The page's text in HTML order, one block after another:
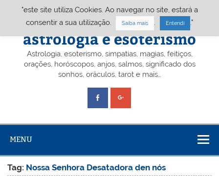
Portal A&E – Portal
astrologia e esoterismo
Astrologia, esoterismo, simpatias, magias, feitiços,
orações, horóscopos, anjos, salmos, significado dos
sonhos, oráculos, tarot e mais…
MENU
Tag: Nossa Senhora Desatadora den nós
"este site utiliza Cookies. Ao navegar no site, estará a
consentir a sua utilização.
Saiba mais Entendi ."